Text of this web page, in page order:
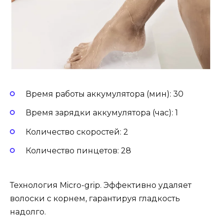
Время работы аккумулятора (мин): 30
Время зарядки аккумулятора (час): 1
Количество скоростей: 2
Количество пинцетов: 28
Технология Micro-grip. Эффективно удаляет
волоски с корнем, гарантируя гладкость
надолго.